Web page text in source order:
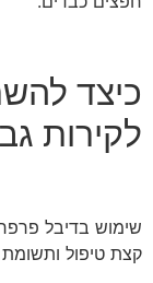
כיצד
לקירות
שימוש בדיבל
קצת טיפול